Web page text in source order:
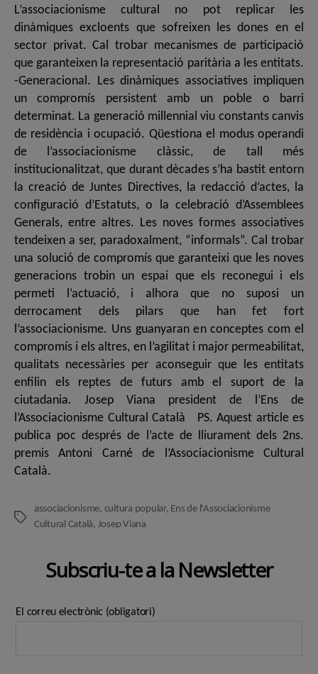
L’associacionisme cultural no pot replicar les
dinàmiques excloents que sofreixen les dones en el
sector privat. Cal trobar mecanismes de participació
que garanteixen la representació paritària a les entitats.
-Generacional. Les dinàmiques associatives impliquen
un compromís persistent amb un poble o barri
determinat. La generació millennial viu constants canvis
de residència i ocupació. Qüestiona el modus operandi
de l’associacionisme clàssic, de tall més
institucionalitzat, que durant dècades s’ha bastit entorn
la creació de Juntes Directives, la redacció d’actes, la
configuració d’Estatuts, o la celebració d’Assemblees
Generals, entre altres. Les noves formes associatives
tendeixen a ser, paradoxalment, “informals”. Cal trobar
una solució de compromís que garanteixi que les noves
generacions trobin un espai que els reconegui i els
permeti l’actuació, i alhora que no suposi un
derrocament dels pilars que han fet fort
l’associacionisme. Uns guanyaran en conceptes com el
compromís i els altres, en l’agilitat i major permeabilitat,
qualitats necessàries per aconseguir que les entitats
enfilin els reptes de futurs amb el suport de la
ciutadania. Josep Viana president de l’Ens de
l’Associacionisme Cultural Català PS. Aquest article es
publica poc després de l’acte de lliurament dels 2ns.
premis Antoni Carné de l’Associacionisme Cultural
Català.
Etiquetes
associacionisme, cultura popular, Ens de l'Associacionisme
Cultural Català, Josep Viana
Subscriu-te a la Newsletter
El correu electrònic (obligatori)